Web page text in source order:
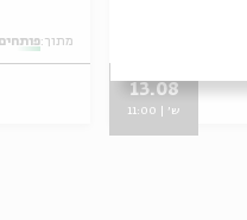
13.08
ש' | 11:00
מתוך: